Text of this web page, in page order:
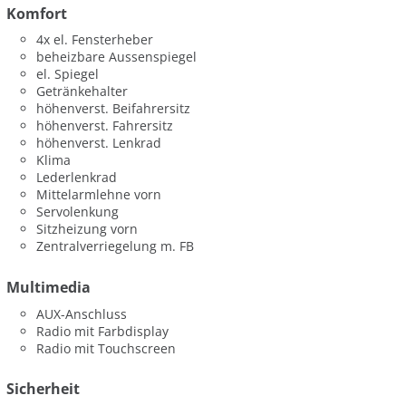
Komfort
4x el. Fensterheber
beheizbare Aussenspiegel
el. Spiegel
Getränkehalter
höhenverst. Beifahrersitz
höhenverst. Fahrersitz
höhenverst. Lenkrad
Klima
Lederlenkrad
Mittelarmlehne vorn
Servolenkung
Sitzheizung vorn
Zentralverriegelung m. FB
Multimedia
AUX-Anschluss
Radio mit Farbdisplay
Radio mit Touchscreen
Sicherheit